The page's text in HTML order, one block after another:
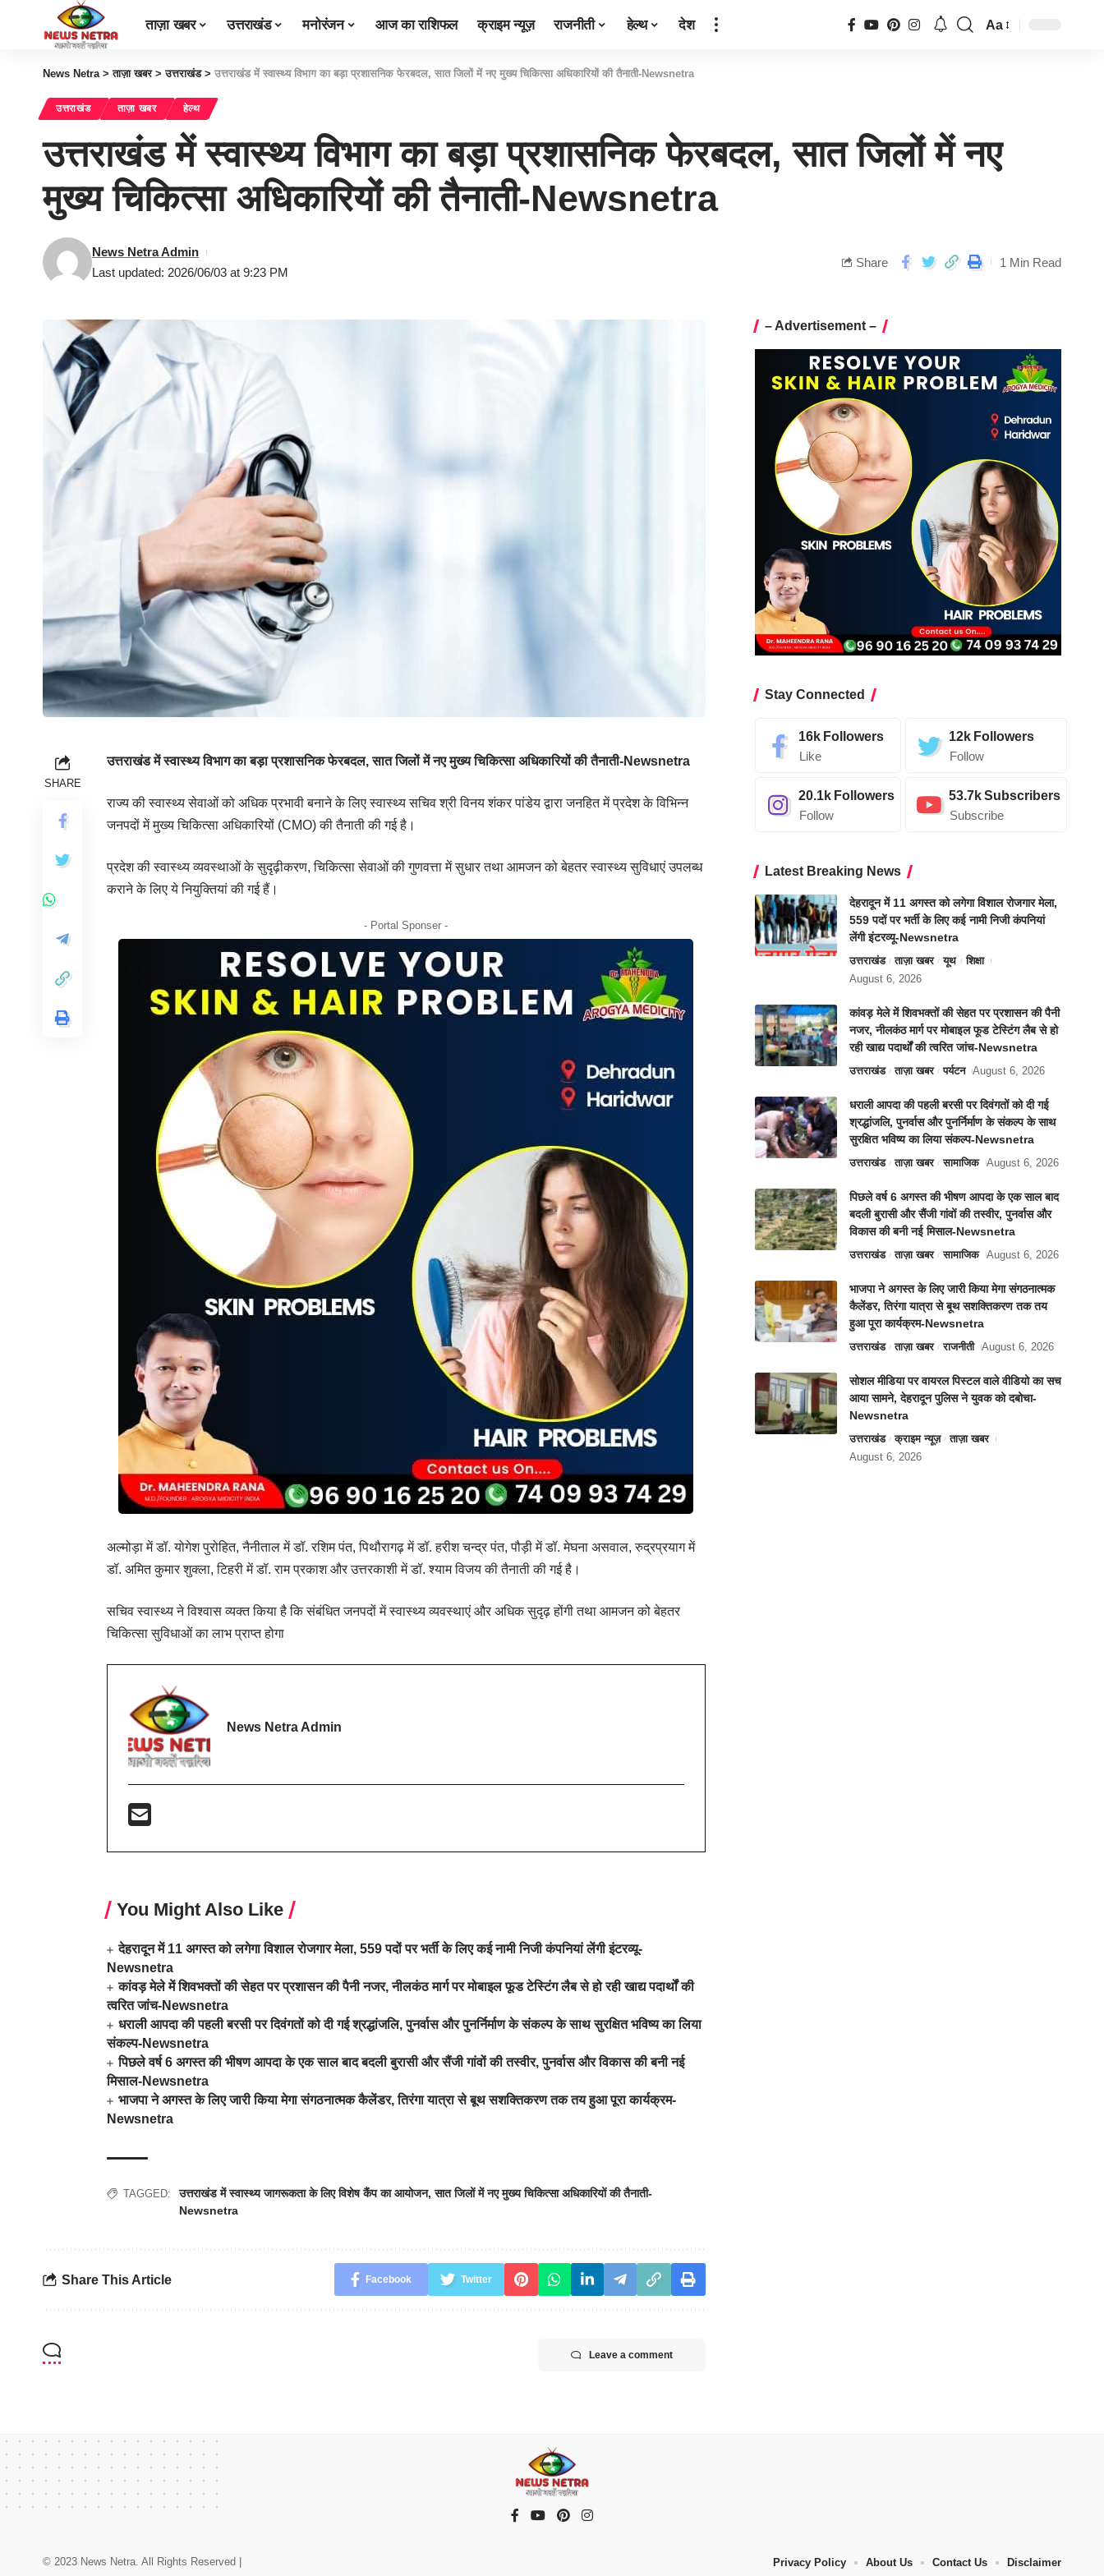
ताज़ा खबर उत्तराखंड मनोरंजन आज का राशिफल क्राइम न्यूज़ राजनीती हेल्थ देश Aa
News Netra>ताज़ा खबर>उत्तराखंड> उत्तराखंड में स्वास्थ्य विभाग का बड़ा प्रशासनिक फेरबदल, सात जिलों में नए मुख्य चिकित्सा अधिकारियों की तैनाती-Newsnetra
उत्तराखंड ताज़ा खबर हेल्थ
उत्तराखंड में स्वास्थ्य विभाग का बड़ा प्रशासनिक फेरबदल, सात जिलों में नए
मुख्य चिकित्सा अधिकारियों की तैनाती-Newsnetra
Last updated: 2026/06/03 at 9:23 PM
News Netra Admin
Share 1 Min Read
SHARE
उत्तराखंड में स्वास्थ्य विभाग का बड़ा प्रशासनिक फेरबदल, सात जिलों में नए मुख्य चिकित्सा अधिकारियों की तैनाती-Newsnetra
राज्य की स्वास्थ्य सेवाओं को अधिक प्रभावी बनाने के लिए स्वास्थ्य सचिव श्री विनय शंकर पांडेय द्वारा जनहित में प्रदेश के विभिन्न
जनपदों में मुख्य चिकित्सा अधिकारियों (CMO) की तैनाती की गई है।
प्रदेश की स्वास्थ्य व्यवस्थाओं के सुदृढ़ीकरण, चिकित्सा सेवाओं की गुणवत्ता में सुधार तथा आमजन को बेहतर स्वास्थ्य सुविधाएं उपलब्ध
कराने के लिए ये नियुक्तियां की गई हैं।
- Portal Sponser -
अल्मोड़ा में डॉ. योगेश पुरोहित, नैनीताल में डॉ. रशिम पंत, पिथौरागढ़ में डॉ. हरीश चन्द्र पंत, पौड़ी में डॉ. मेघना असवाल, रुद्रप्रयाग में
डॉ. अमित कुमार शुक्ला, टिहरी में डॉ. राम प्रकाश और उत्तरकाशी में डॉ. श्याम विजय की तैनाती की गई है।
सचिव स्वास्थ्य ने विश्वास व्यक्त किया है कि संबंधित जनपदों में स्वास्थ्य व्यवस्थाएं और अधिक सुदृढ़ होंगी तथा आमजन को बेहतर
चिकित्सा सुविधाओं का लाभ प्राप्त होगा
News Netra Admin
You Might Also Like
देहरादून में 11 अगस्त को लगेगा विशाल रोजगार मेला, 559 पदों पर भर्ती के लिए कई नामी निजी कंपनियां लेंगी इंटरव्यू-
Newsnetra
कांवड़ मेले में शिवभक्तों की सेहत पर प्रशासन की पैनी नजर, नीलकंठ मार्ग पर मोबाइल फूड टेस्टिंग लैब से हो रही खाद्य पदार्थों की
त्वरित जांच-Newsnetra
धराली आपदा की पहली बरसी पर दिवंगतों को दी गई श्रद्धांजलि, पुनर्वास और पुनर्निर्माण के संकल्प के साथ सुरक्षित भविष्य का लिया
संकल्प-Newsnetra
पिछले वर्ष 6 अगस्त की भीषण आपदा के एक साल बाद बदली बुरासी और सैंजी गांवों की तस्वीर, पुनर्वास और विकास की बनी नई
मिसाल-Newsnetra
भाजपा ने अगस्त के लिए जारी किया मेगा संगठनात्मक कैलेंडर, तिरंगा यात्रा से बूथ सशक्तिकरण तक तय हुआ पूरा कार्यक्रम-
Newsnetra
TAGGED: उत्तराखंड में स्वास्थ्य जागरूकता के लिए विशेष कैंप का आयोजन,सात जिलों में नए मुख्य चिकित्सा अधिकारियों की तैनाती-
Newsnetra
Share This Article Facebook Twitter
Leave a comment
– Advertisement –
Stay Connected
16k Followers
Like
12k Followers
Follow
20.1k Followers
Follow
53.7kSubscribers
Subscribe
Latest Breaking News
देहरादून में 11 अगस्त को लगेगा विशाल रोजगार मेला,
559 पदों पर भर्ती के लिए कई नामी निजी कंपनियां
लेंगी इंटरव्यू-Newsnetra
उत्तराखंड ताज़ा खबर यूथ
शिक्षा
August 6, 2026
कांवड़ मेले में शिवभक्तों की सेहत पर प्रशासन की पैनी
नजर, नीलकंठ मार्ग पर मोबाइल फूड टेस्टिंग लैब से हो
रही खाद्य पदार्थों की त्वरित जांच-Newsnetra
उत्तराखंड ताज़ा खबर पर्यटन August 6, 2026
धराली आपदा की पहली बरसी पर दिवंगतों को दी गई
श्रद्धांजलि, पुनर्वास और पुनर्निर्माण के संकल्प के साथ
सुरक्षित भविष्य का लिया संकल्प-Newsnetra
उत्तराखंड ताज़ा खबर सामाजिक August 6, 2026
पिछले वर्ष 6 अगस्त की भीषण आपदा के एक साल बाद
बदली बुरासी और सैंजी गांवों की तस्वीर, पुनर्वास और
विकास की बनी नई मिसाल-Newsnetra
उत्तराखंड ताज़ा खबर सामाजिक August 6, 2026
भाजपा ने अगस्त के लिए जारी किया मेगा संगठनात्मक
कैलेंडर, तिरंगा यात्रा से बूथ सशक्तिकरण तक तय
हुआ पूरा कार्यक्रम-Newsnetra
उत्तराखंड ताज़ा खबर राजनीती August 6, 2026
सोशल मीडिया पर वायरल पिस्टल वाले वीडियो का सच
आया सामने, देहरादून पुलिस ने युवक को दबोचा-
Newsnetra
उत्तराखंड क्राइम न्यूज़
ताज़ा खबर
August 6, 2026
© 2023 News Netra. All Rights Reserved | Privacy Policy About Us Contact Us Disclaimer